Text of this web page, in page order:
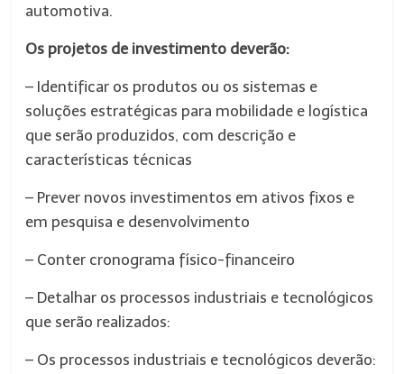
automotiva.
Os projetos de investimento deverão:
– Identificar os produtos ou os sistemas e
soluções estratégicas para mobilidade e logística
que serão produzidos, com descrição e
características técnicas
– Prever novos investimentos em ativos fixos e
em pesquisa e desenvolvimento
– Conter cronograma físico-financeiro
– Detalhar os processos industriais e tecnológicos
que serão realizados:
– Os processos industriais e tecnológicos deverão: